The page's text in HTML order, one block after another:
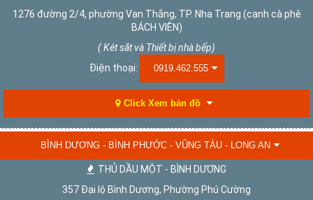
1276 đường 2/4, phường Vạn Thắng, TP. Nha Trang (cạnh cà phê
BÁCH VIÊN)
( Két sắt và Thiết bị nhà bếp)
Điện thoại:
0919.462.555
Click Xem bản đồ
BÌNH DƯƠNG - BÌNH PHƯỚC - VŨNG TÀU - LONG AN
THỦ DẦU MỘT - BÌNH DƯƠNG
357 Đại lộ Bình Dương, Phường Phú Cường